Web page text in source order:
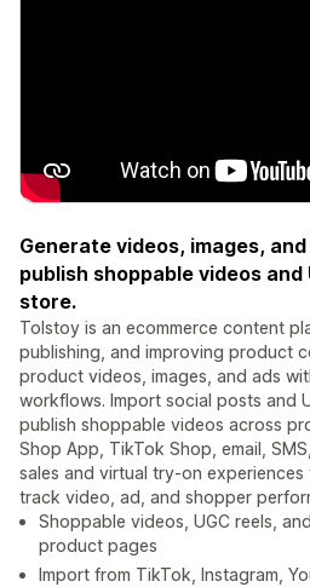
Generate videos, images,
publish shoppable videos and
store.
Tolstoy is an ecommerce content
publishing, and improving product
product videos, images, and ads
workflows. Import social posts and
publish shoppable videos across
Shop App, TikTok Shop, email,
sales and virtual try-on
track video, ad, and shopper
Shoppable videos, UGC reels,
product pages
Import from TikTok, Instagram,